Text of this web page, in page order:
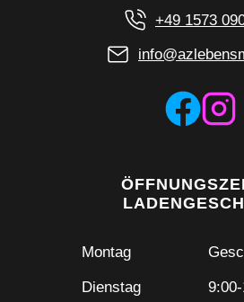
+49 1573
Montag
Dienstag